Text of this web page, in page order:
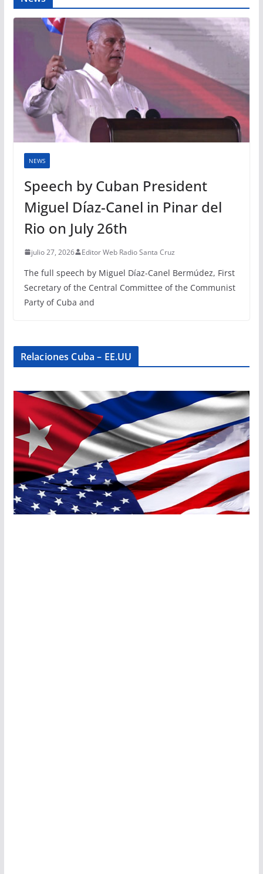
NEWS
Speech by Cuban President
Miguel Díaz-Canel in Pinar del
Rio on July 26th
julio 27, 2026 Editor Web Radio Santa Cruz
The full speech by Miguel Díaz-Canel Bermúdez, First
Secretary of the Central Committee of the Communist
Party of Cuba and
Relaciones Cuba – EE.UU